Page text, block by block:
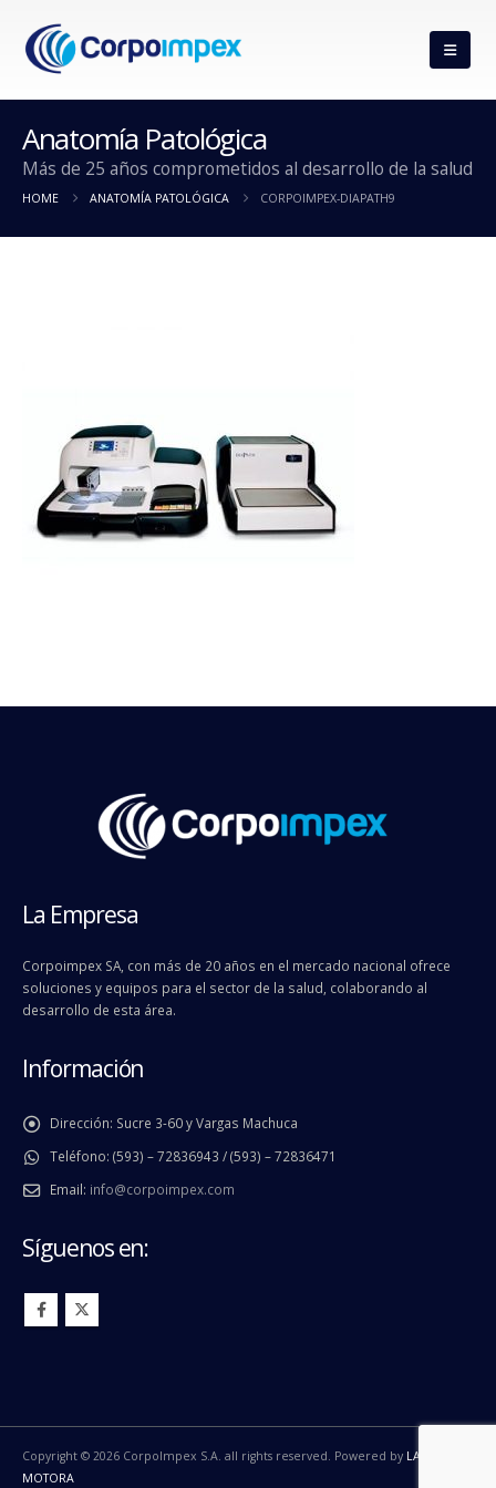
Anatomía Patológica
Más de 25 años comprometidos al desarrollo de la salud
HOME ANATOMÍA PATOLÓGICA CORPOIMPEX-DIAPATH9
La Empresa
Corpoimpex SA, con más de 20 años en el mercado nacional ofrece
soluciones y equipos para el sector de la salud, colaborando al
desarrollo de esta área.
Información
Dirección: Sucre 3-60 y Vargas Machuca
Teléfono: (593) – 72836943 / (593) – 72836471
Email: info@corpoimpex.com
Síguenos en:
Copyright © 2026 CorpoImpex S.A. all rights reserved. Powered by LA
MOTORA